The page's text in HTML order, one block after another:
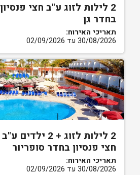
2 לילות לזוג ע"ב חצי פנסיון
בחדר גן
תאריכי האירוח:
30/08/2026 עד 02/09/2026
2 לילות לזוג + 2 ילדים ע"ב
חצי פנסיון בחדר סופריור
תאריכי האירוח:
30/08/2026 עד 02/09/2026